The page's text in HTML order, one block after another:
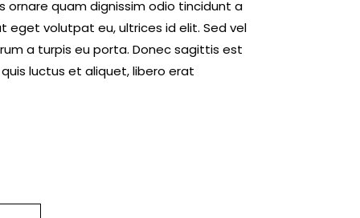
ornare quam dignissim odio tincidunt a
eget volutpat eu, ultrices id elit. Sed vel
a turpis eu porta. Donec sagittis est
luctus et aliquet, libero erat